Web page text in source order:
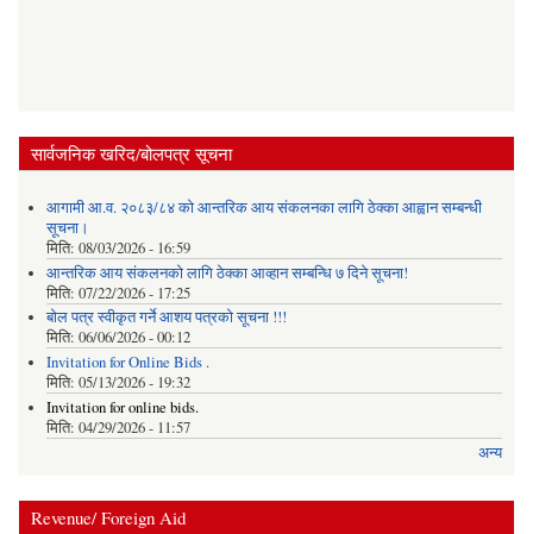
सार्वजनिक खरिद/बोलपत्र सूचना
आगामी आ.व. २०८३/८४ को आन्तरिक आय संकलनका लागि ठेक्का आह्वान सम्बन्धी
सूचना।
मिति: 08/03/2026 - 16:59
आन्तरिक आय संकलनको लागि ठेक्‍का आव्हान सम्बन्धि ७ दिने सूचना!
मिति: 07/22/2026 - 17:25
बोल पत्र स्वीकृत गर्ने आशय पत्रको सूचना !!!
मिति: 06/06/2026 - 00:12
Invitation for Online Bids .
मिति: 05/13/2026 - 19:32
Invitation for online bids.
मिति: 04/29/2026 - 11:57
अन्य
Revenue/ Foreign Aid